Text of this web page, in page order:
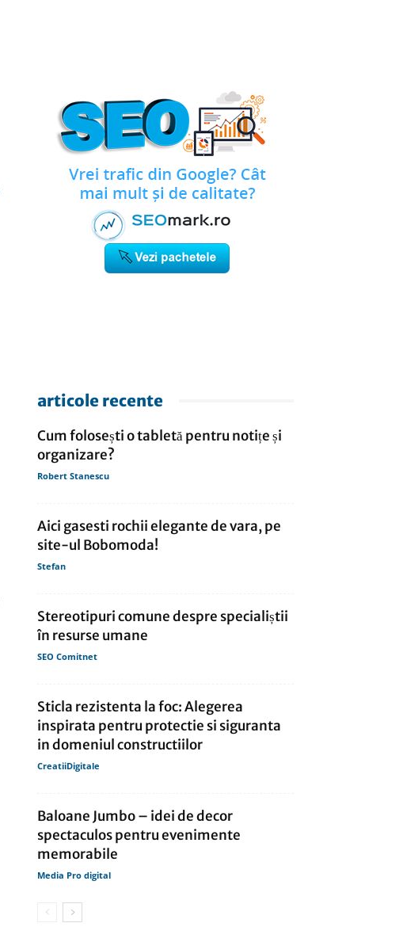
articole recente
Cum folosești o tabletă pentru notițe și
organizare?
Robert Stanescu
Aici gasesti rochii elegante de vara, pe
site-ul Bobomoda!
Stefan
Stereotipuri comune despre specialiștii
în resurse umane
SEO Comitnet
Sticla rezistenta la foc: Alegerea
inspirata pentru protectie si siguranta
in domeniul constructiilor
CreatiiDigitale
Baloane Jumbo – idei de decor
spectaculos pentru evenimente
memorabile
Media Pro digital